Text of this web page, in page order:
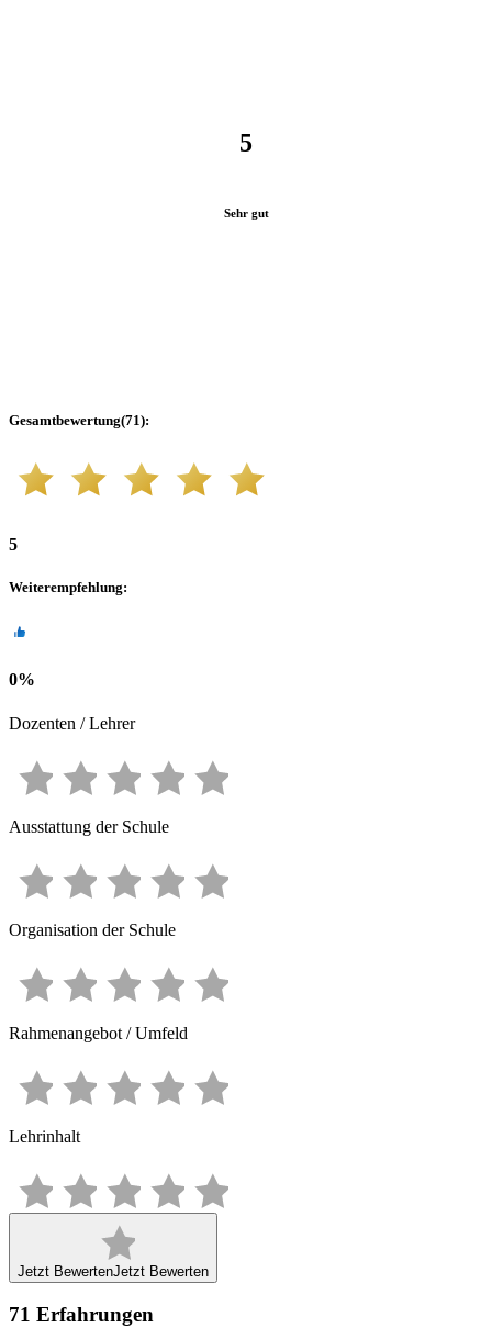
5
Sehr gut
Gesamtbewertung(71):
5
Weiterempfehlung:
0%
Dozenten / Lehrer
Ausstattung der Schule
Organisation der Schule
Rahmenangebot / Umfeld
Lehrinhalt
Jetzt BewertenJetzt Bewerten
71 Erfahrungen